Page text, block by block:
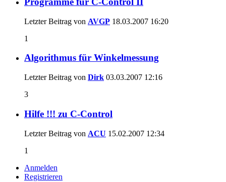
Letzter Beitrag von AVGP 18.03.2007 16:20
1
Algorithmus für Winkelmessung
Letzter Beitrag von Dirk 03.03.2007 12:16
3
Hilfe !!! zu C-Control
Letzter Beitrag von ACU 15.02.2007 12:34
1
Anmelden
Registrieren